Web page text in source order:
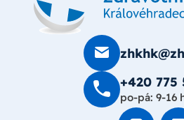
+420 775
po-pá: 9-16